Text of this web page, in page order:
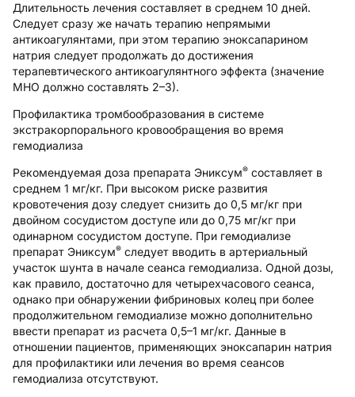
Длительность лечения составляет в среднем 10 дней.
Следует сразу же начать терапию непрямыми
антикоагулянтами, при этом терапию эноксапарином
натрия следует продолжать до достижения
терапевтического антикоагулянтного эффекта (значение
МНО должно составлять 2–3).
Профилактика тромбообразования в системе
экстракорпорального кровообращения во время
гемодиализа
Рекомендуемая доза препарата Эниксум® составляет в
среднем 1 мг/кг. При высоком риске развития
кровотечения дозу следует снизить до 0,5 мг/кг при
двойном сосудистом доступе или до 0,75 мг/кг при
одинарном сосудистом доступе. При гемодиализе
препарат Эниксум® следует вводить в артериальный
участок шунта в начале сеанса гемодиализа. Одной дозы,
как правило, достаточно для четырехчасового сеанса,
однако при обнаружении фибриновых колец при более
продолжительном гемодиализе можно дополнительно
ввести препарат из расчета 0,5–1 мг/кг. Данные в
отношении пациентов, применяющих эноксапарин натрия
для профилактики или лечения во время сеансов
гемодиализа отсутствуют.